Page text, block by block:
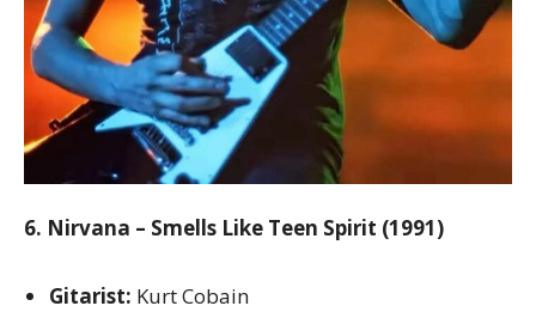
6. Nirvana – Smells Like Teen Spirit (1991)
Gitarist: Kurt Cobain